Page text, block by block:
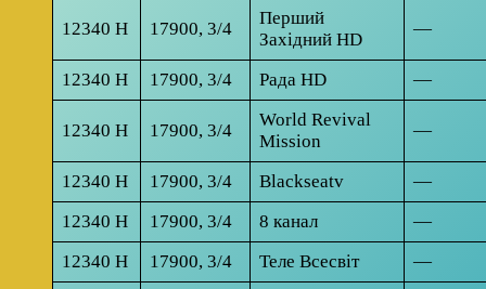
12340 H 17900, 3/4
Перший
Західний HD
—
12340 H 17900, 3/4 Рада HD —
12340 H 17900, 3/4
World Revival
Mission
—
12340 H 17900, 3/4 Blackseatv
—
12340 H
17900, 3/4 8 канал
—
12340 H
17900, 3/4 Теле Всесвiт
—